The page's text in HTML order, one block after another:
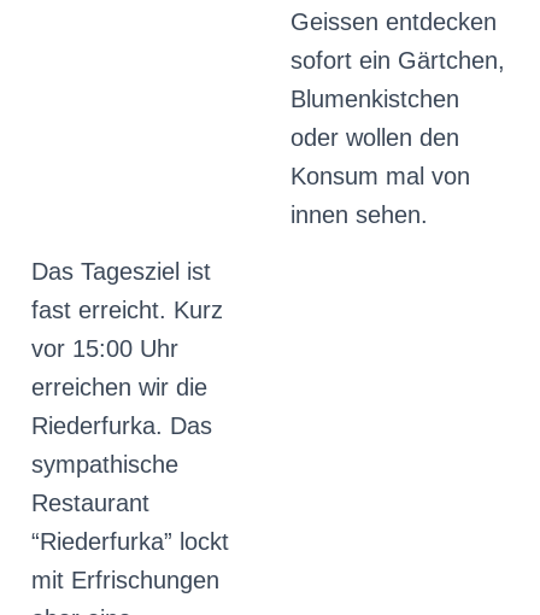
Geissen entdecken
sofort ein Gärtchen,
Blumenkistchen
oder wollen den
Konsum mal von
innen sehen.
Das Tagesziel ist
fast erreicht. Kurz
vor 15:00 Uhr
erreichen wir die
Riederfurka. Das
sympathische
Restaurant
“Riederfurka” lockt
mit Erfrischungen